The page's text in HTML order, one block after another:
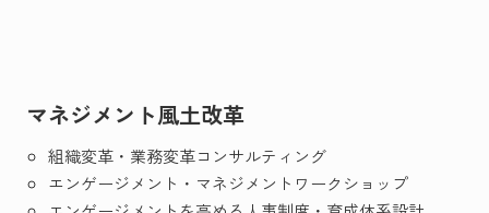
マネジメント風土改革
組織変革・業務変革コンサルティング
エンゲージメント・マネジメントワークショップ